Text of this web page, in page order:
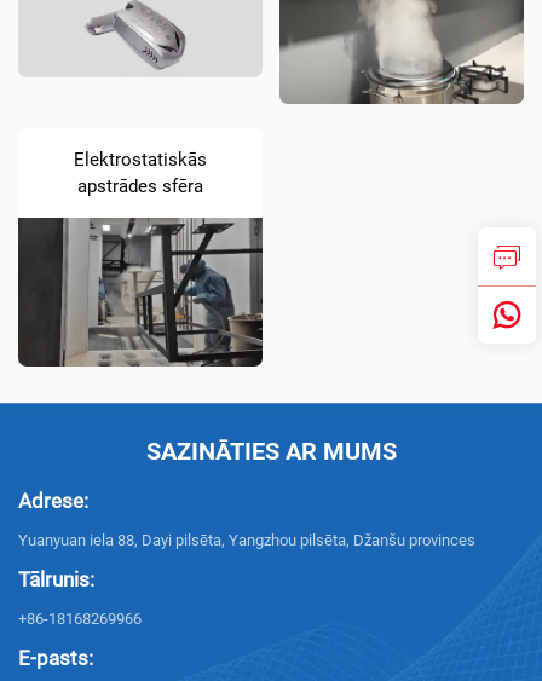
Elektrostatiskās
apstrādes sfēra
SAZINĀTIES AR MUMS
Adrese:
Yuanyuan iela 88, Dayi pilsēta, Yangzhou pilsēta, Džanšu provinces
Tālrunis:
+86-18168269966
E-pasts: